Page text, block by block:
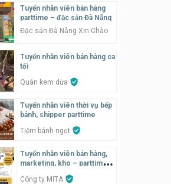
parttime
Húp Tea
tiệm trà sữa
TRÀ SỮA THÁI LAN
SONGKRAN
Tuyển nhân viên tư vấn bán
hàng tiệm bánh ngọt
Tiệm bánh ngọt
Tuyển nhân viên pha chế,
phục vụ bàn
SNACK BAR NHẬT
Tuyển nhân viên bán hàng
parttime – đặc sản Đà Nẵng
Đặc sản Đà Nẵng Xin Chào
Tuyển nhân viên bán hàng ca
tối
Quán kem dừa
Tuyển nhân viên thời vụ bếp
bánh, shipper parttime
Tiệm bánh ngọt
Tuyển nhân viên bán hàng,
marketing, kho – parttime,
Công ty MITA